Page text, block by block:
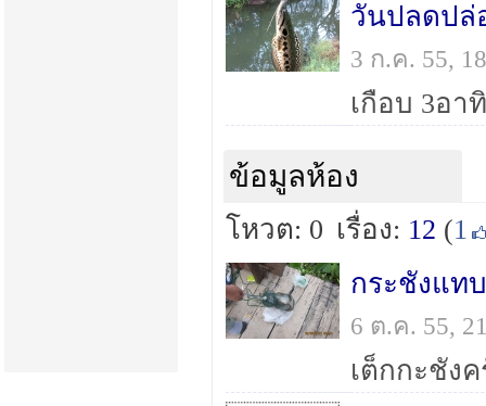
วันปลดปล่
3 ก.ค. 55,
เกือบ 3อา
ข้อมูลห้อง
โหวต: 0 เรื่อง: 12 (1
กระชังแท
6 ต.ค. 55,
เต็กกะชัง